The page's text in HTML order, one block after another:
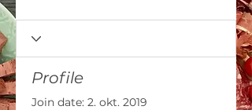
Profile
Join date: 2. okt. 2019